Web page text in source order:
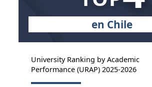
en Chile
University Ranking by Academic
Performance (URAP) 2025-2026